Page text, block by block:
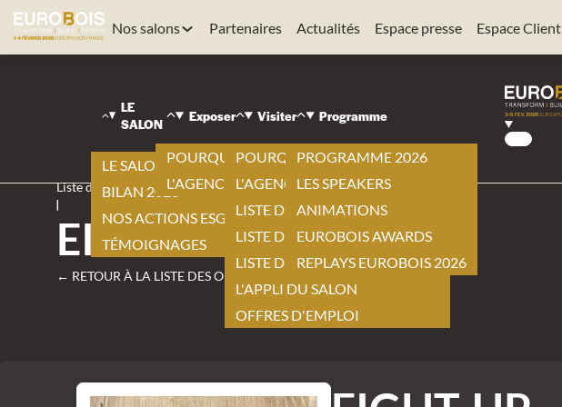
Nos salons Partenaires Actualités Espace presse Espace Client
EUROBOIS
Visiter
Liste des offres
|
EIGHT-UP
← RETOUR À LA LISTE DES OFFRES
LE
SALON
LE SALON 2026
BILAN 2026
NOS ACTIONS ESG
TÉMOIGNAGES
Exposer
POURQUOI EXPOSER ?
L'AGENCEMENT BY EUROBOIS
Visiter
POURQUOI VISITER ?
L'AGENCEMENT BY EUROBOIS
LISTE DES EXPOSANTS
LISTE DES NOUVEAUTÉS
LISTE DES PRODUITS
L'APPLI DU SALON
OFFRES D'EMPLOI
Programme
PROGRAMME 2026
LES SPEAKERS
ANIMATIONS
EUROBOIS AWARDS
REPLAYS EUROBOIS 2026